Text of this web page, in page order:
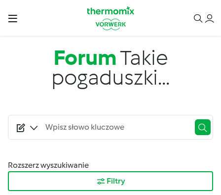
ForumTakie
pogaduszki...
Rozszerz wyszukiwanie
Filtry